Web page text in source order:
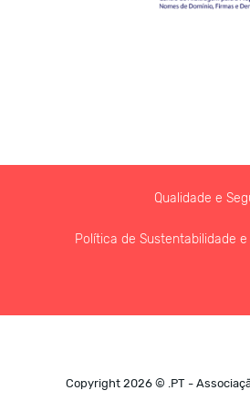
Qualidade e
Política de Sustentabilidade
Copyright 2026 © .PT -